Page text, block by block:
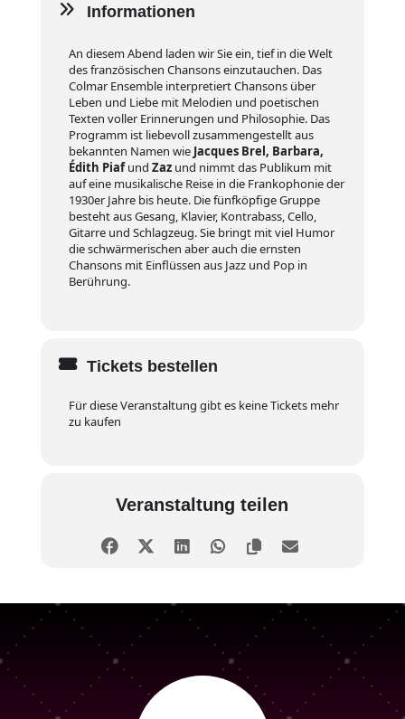
Informationen
An diesem Abend laden wir Sie ein, tief in die Welt
des französischen Chansons einzutauchen. Das
Colmar Ensemble interpretiert Chansons über
Leben und Liebe mit Melodien und poetischen
Texten voller Erinnerungen und Philosophie. Das
Programm ist liebevoll zusammengestellt aus
bekannten Namen wieJacques Brel, Barbara,
Édith Piafund Zaz und nimmt das Publikum mit
auf eine musikalische Reise in die Frankophonie der
1930er Jahre bis heute. Die fünfköpfige Gruppe
besteht aus Gesang, Klavier, Kontrabass, Cello,
Gitarre und Schlagzeug. Sie bringt mit viel Humor
die schwärmerischen aber auch die ernsten
Chansons mit Einflüssen aus Jazz und Pop in
Berührung.
Tickets bestellen
Für diese Veranstaltung gibt es keine Tickets mehr
zu kaufen
Veranstaltung teilen